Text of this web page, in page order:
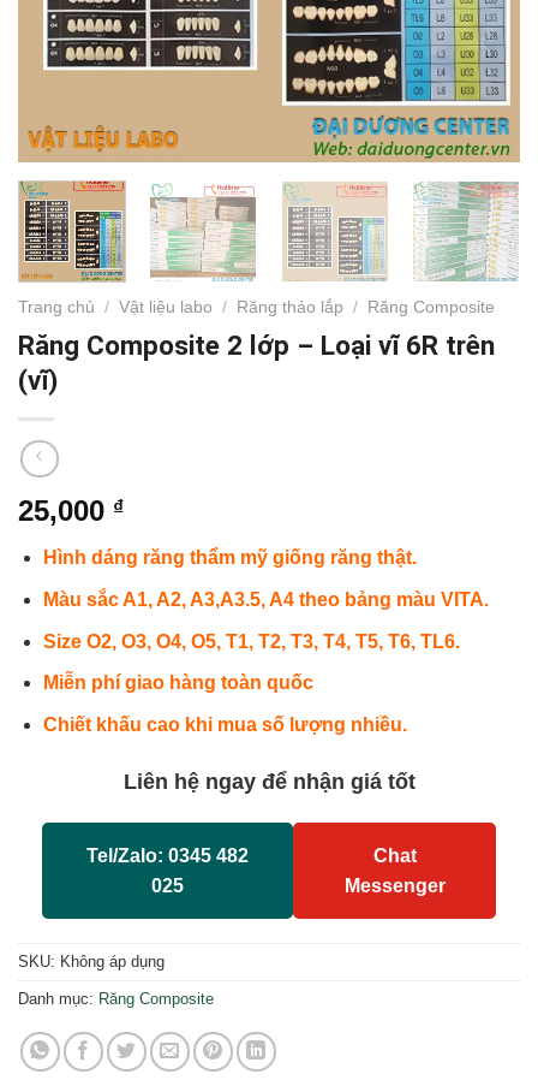
Trang chủ / Vật liệu labo / Răng tháo lắp / Răng Composite
Răng Composite 2 lớp – Loại vĩ 6R trên
(vĩ)
25,000 ₫
Hình dáng răng thẩm mỹ giống răng thật.
Màu sắc A1, A2, A3,A3.5, A4 theo bảng màu VITA.
Size O2, O3, O4, O5, T1, T2, T3, T4, T5, T6, TL6.
Miễn phí giao hàng toàn quốc
Chiết khấu cao khi mua số lượng nhiều.
Liên hệ ngay để nhận giá tốt
Tel/Zalo: 0345 482
025
Chat
Messenger
SKU: Không áp dụng
Danh mục: Răng Composite